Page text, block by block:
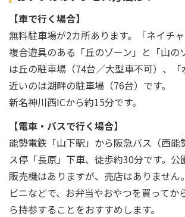
【車で行く場合】
無料駐車場が2カ所あります。「ネイチ
複合遊具のある「丘のゾーン」と「山の
は丘の駐車場（74台／大型車不可）、「
近いのは湖畔の駐車場（76台）です。
新名神川西ICから約15分です。
【電車・バスで行く場合】
能勢電鉄「山下駅」から阪急バス（西能
ス停「長原」下車、徒歩約30分です。公
販売機はありますが、売店はありません
ビニなどで、お弁当やおやつを買ってか
ら持参することをおすすめします。